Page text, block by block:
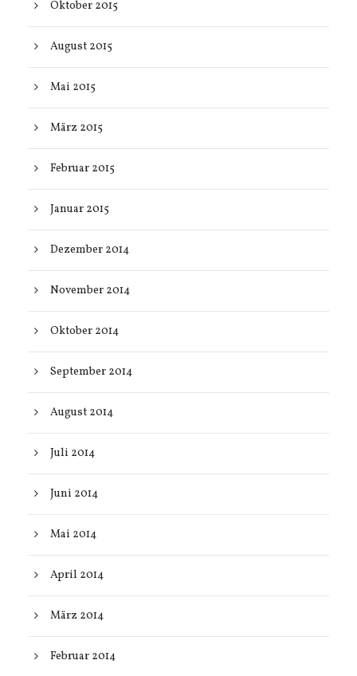
Oktober 2015
August 2015
Mai 2015
März 2015
Februar 2015
Januar 2015
Dezember 2014
November 2014
Oktober 2014
September 2014
August 2014
Juli 2014
Juni 2014
Mai 2014
April 2014
März 2014
Februar 2014